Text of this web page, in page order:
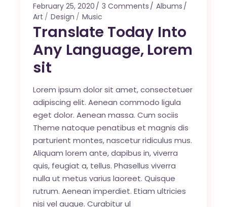
February 25, 2020 3 Comments
Albums
Art
Design Music
Translate Today Into
Any Language, Lorem
sit
Lorem ipsum dolor sit amet, consectetuer
adipiscing elit. Aenean commodo ligula
eget dolor. Aenean massa. Cum sociis
Theme natoque penatibus et magnis dis
parturient montes, nascetur ridiculus mus.
Aliquam lorem ante, dapibus in, viverra
quis, feugiat a, tellus. Phasellus viverra
nulla ut metus varius laoreet. Quisque
rutrum. Aenean imperdiet. Etiam ultricies
nisi vel augue. Curabitur ul